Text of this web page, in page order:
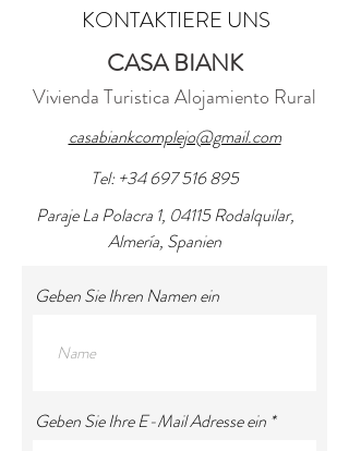
KONTAKTIERE UNS
CASA BIANK
Vivienda Turistica Alojamiento Rural
casabiankcomplejo@gmail.com
Tel: +34 697 516 895
Paraje La Polacra 1, 04115 Rodalquilar,
Almería, Spanien
Geben Sie Ihren Namen ein
Geben Sie Ihre E-Mail Adresse ein